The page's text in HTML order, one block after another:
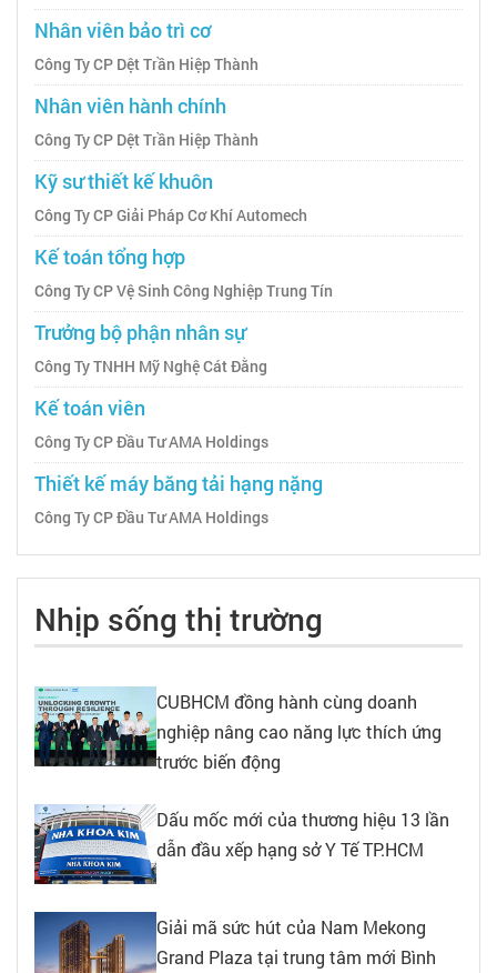
Nhân viên bảo trì cơ
Công Ty CP Dệt Trần Hiệp Thành
Nhân viên hành chính
Công Ty CP Dệt Trần Hiệp Thành
Kỹ sư thiết kế khuôn
Công Ty CP Giải Pháp Cơ Khí Automech
Kế toán tổng hợp
Công Ty CP Vệ Sinh Công Nghiệp Trung Tín
Trưởng bộ phận nhân sự
Công Ty TNHH Mỹ Nghệ Cát Đằng
Kế toán viên
Công Ty CP Đầu Tư AMA Holdings
Thiết kế máy băng tải hạng nặng
Công Ty CP Đầu Tư AMA Holdings
Nhịp sống thị trường
CUBHCM đồng hành cùng doanh
nghiệp nâng cao năng lực thích ứng
trước biến động
Dấu mốc mới của thương hiệu 13 lần
dẫn đầu xếp hạng sở Y Tế TP.HCM
Giải mã sức hút của Nam Mekong
Grand Plaza tại trung tâm mới Bình